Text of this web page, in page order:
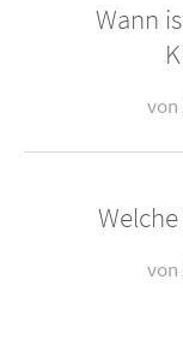
Ein
Wann
von
Der
von